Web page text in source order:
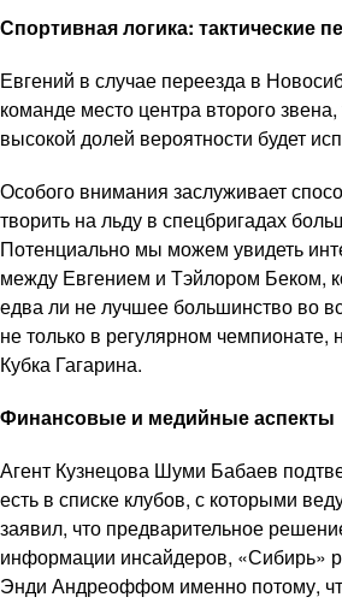
Спортивная логика: тактические
Евгений в случае переезда в
команде место центра второго звена,
высокой долей вероятности будет
Особого внимания заслуживает
творить на льду в спецбригадах
Потенциально мы можем увидеть
между Евгением и Тэйлором Беком,
едва ли не лучшее большинство во
не только в регулярном
Кубка Гагарина.
Финансовые и медийные аспекты
Агент Кузнецова Шуми Бабаев
есть в списке клубов, с которыми
заявил, что предварительное
информации инсайдеров, «Сибирь»
Энди Андреоффом именно потому,